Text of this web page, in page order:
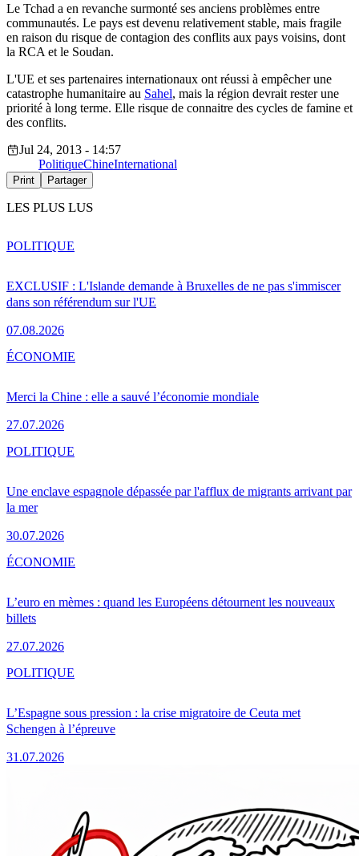
Le Tchad a en revanche surmonté ses anciens problèmes entre
communautés. Le pays est devenu relativement stable, mais fragile
en raison du risque de contagion des conflits aux pays voisins, dont
la RCA et le Soudan.
L'UE et ses partenaires internationaux ont réussi à empêcher une
catastrophe humanitaire au Sahel, mais la région devrait rester une
priorité à long terme. Elle risque de connaitre des cycles de famine et
des conflits.
Jul 24, 2013 - 14:57
PolitiqueChineInternational
Print Partager
LES PLUS LUS
EXCLUSIF : L'Islande demande à Bruxelles de ne pas s'immiscer
dans son référendum sur l'UE
07.08.2026
POLITIQUE
Merci la Chine : elle a sauvé l’économie mondiale
27.07.2026
ÉCONOMIE
Une enclave espagnole dépassée par l'afflux de migrants arrivant par
la mer
30.07.2026
POLITIQUE
L’euro en mèmes : quand les Européens détournent les nouveaux
billets
27.07.2026
ÉCONOMIE
L’Espagne sous pression : la crise migratoire de Ceuta met
Schengen à l’épreuve
31.07.2026
POLITIQUE